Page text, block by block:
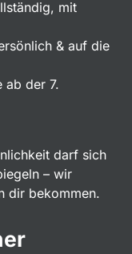
mit
& auf die
ab der 7.
darf sich
– wir
dir bekommen.